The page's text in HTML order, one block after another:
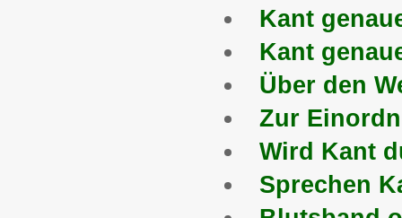
Kant
Kant
Über den
Zur
Wird Kant
Sprechen